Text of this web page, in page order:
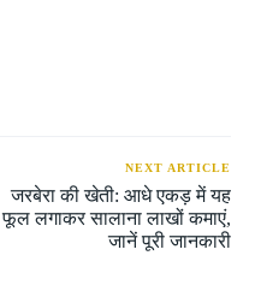
NEXT ARTICLE
जरबेरा की खेती: आधे एकड़ में यह
फूल लगाकर सालाना लाखों कमाएं,
जानें पूरी जानकारी